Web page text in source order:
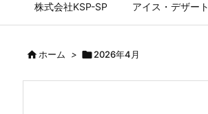
株式会社KSP-SP アイス・デザート
ホーム > 2026年4月